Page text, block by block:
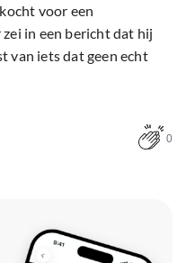
voor een
in een bericht dat hij
van iets dat geen echt
0